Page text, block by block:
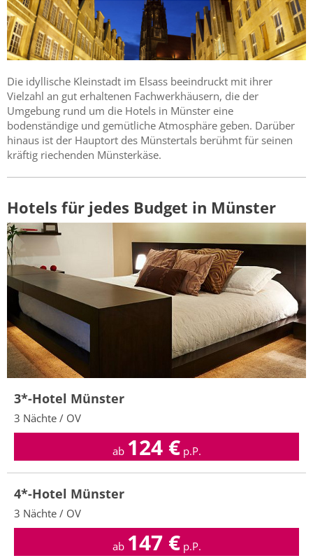
Die idyllische Kleinstadt im Elsass beeindruckt mit ihrer
Vielzahl an gut erhaltenen Fachwerkhäusern, die der
Umgebung rund um die Hotels in Münster eine
bodenständige und gemütliche Atmosphäre geben. Darüber
hinaus ist der Hauptort des Münstertals berühmt für seinen
kräftig riechenden Münsterkäse.
Hotels für jedes Budget in Münster
3*-Hotel Münster
3 Nächte / OV
ab 124€ p.P.
4*-Hotel Münster
3 Nächte / OV
ab 147€ p.P.